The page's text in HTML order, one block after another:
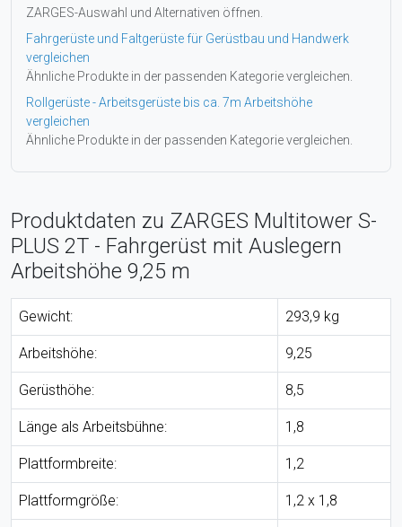
ZARGES-Auswahl und Alternativen öffnen.
Fahrgerüste und Faltgerüste für Gerüstbau und Handwerk
vergleichen
Ähnliche Produkte in der passenden Kategorie vergleichen.
Rollgerüste - Arbeitsgerüste bis ca. 7m Arbeitshöhe
vergleichen
Ähnliche Produkte in der passenden Kategorie vergleichen.
Produktdaten zu ZARGES Multitower S-
PLUS 2T - Fahrgerüst mit Auslegern
Arbeitshöhe 9,25 m
Gewicht: 293,9 kg
Arbeitshöhe: 9,25
Gerüsthöhe: 8,5
Länge als Arbeitsbühne: 1,8
Plattformbreite: 1,2
Plattformgröße: 1,2 x 1,8